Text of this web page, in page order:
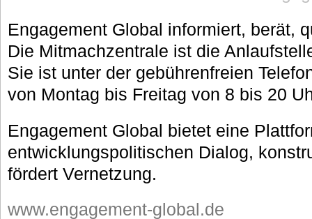
Engagement Global informiert, berät,
Die Mitmachzentrale ist die
Sie ist unter der gebührenfreien
von Montag bis Freitag von 8 bis 20
Engagement Global bietet eine
entwicklungspolitischen Dialog,
fördert Vernetzung.
www.engagement-global.de